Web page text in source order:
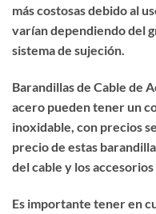
más costosas debido al
varían dependiendo del
sistema de sujeción.
Barandillas de Cable de
acero pueden tener un
inoxidable, con precios
precio de estas
del cable y los accesorios
Es importante tener en